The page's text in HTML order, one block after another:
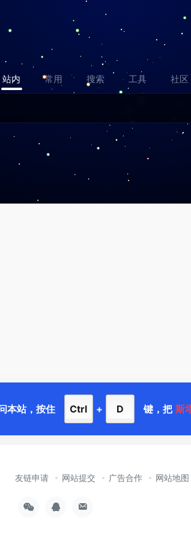
站内 常用 搜索 工具 社区
本站，按住 Ctrl + D 键，把 斯
友链申请 网站提交 广告合作 网站地图